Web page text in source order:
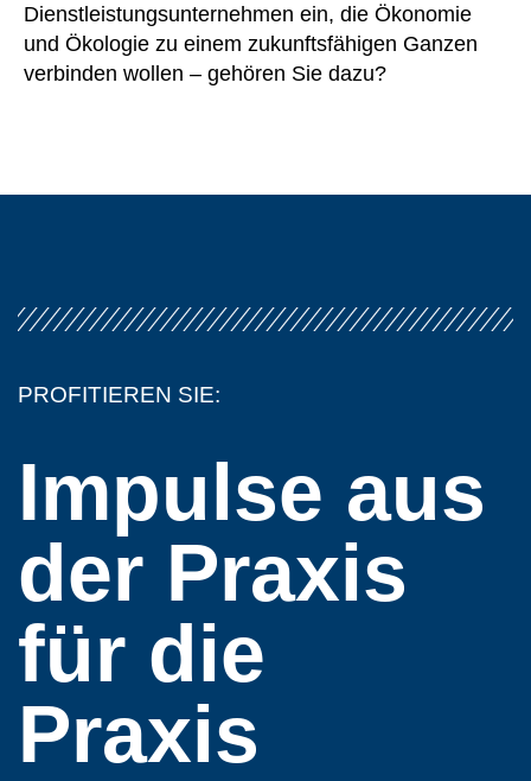
Dienstleistungsunternehmen ein, die Ökonomie
und Ökologie zu einem zukunftsfähigen Ganzen
verbinden wollen – gehören Sie dazu?
PROFITIEREN SIE:
Impulse aus
der Praxis
für die
Praxis